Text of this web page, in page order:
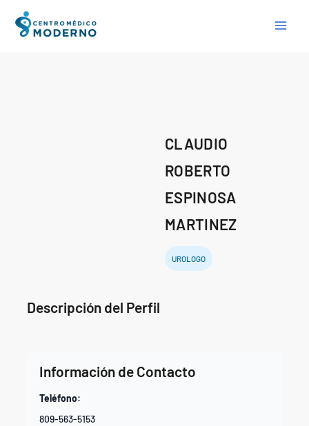
CLAUDIO
ROBERTO
ESPINOSA
MARTINEZ
UROLOGO
Información de Contacto
Teléfono:
809-563-5153
Descripción del Perfil